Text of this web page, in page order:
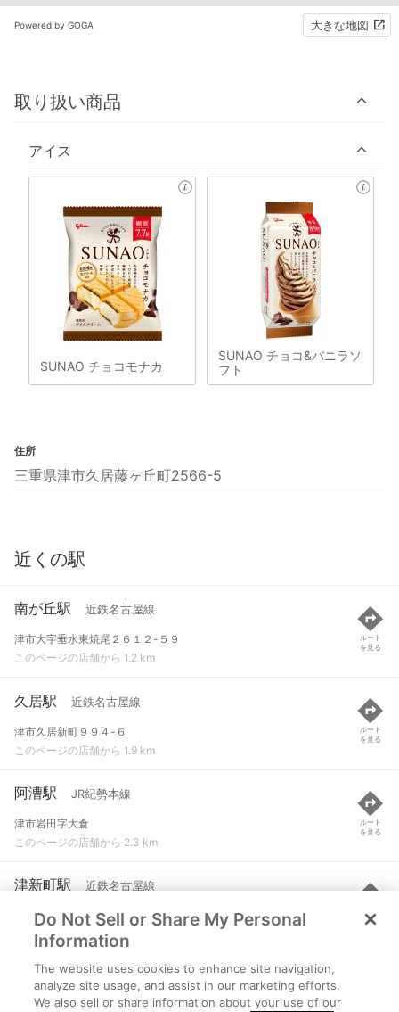
Powered by GOGA 大きな地図
取り扱い商品
アイス
SUNAO チョコモナカ
SUNAO チョコ&バニラソ
フト
住所
三重県津市久居藤ヶ丘町2566-5
近くの駅
南が丘駅 近鉄名古屋線
津市大字垂水東焼尾２６１２-５９
このページの店舗から 1.2 km
ルート
を見る
久居駅 近鉄名古屋線
津市久居新町９９４-６
このページの店舗から 1.9 km
ルート
を見る
阿漕駅 JR紀勢本線
津市岩田字大倉
このページの店舗から 2.3 km
ルート
を見る
津新町駅 近鉄名古屋線
津市新町１-５-３５
このページの店舗から 3 km
ルート
を見る
桃園駅 近鉄名古屋線
津市牧町３７５
Do Not Sell or Share My Personal
Information
The website uses cookies to enhance site navigation,
analyze site usage, and assist in our marketing efforts.
We also sell or share information about your use of our